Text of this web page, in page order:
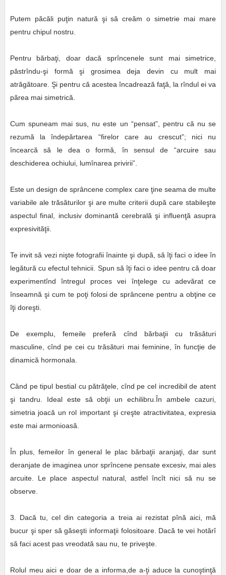
Putem păcăli puţin natură şi să creăm o simetrie mai mare
pentru chipul nostru.
Pentru bărbaţi, doar dacă sprîncenele sunt mai simetrice,
păstrîndu-şi formă şi grosimea deja devin cu mult mai
atrăgătoare. Şi pentru că acestea încadrează faţă, la rîndul ei va
părea mai simetrică.
Cum spuneam mai sus, nu este un “pensat”, pentru că nu se
rezumă la îndepărtarea “firelor care au crescut”; nici nu
încearcă să le dea o formă, în sensul de “arcuire sau
deschiderea ochiului, lumînarea privirii”.
Este un design de sprâncene complex care ţine seama de multe
variabile ale trăsăturilor şi are multe criterii după care stabileşte
aspectul final, inclusiv dominantă cerebrală şi influenţă asupra
expresivităţii.
Te invit să vezi nişte fotografii înainte şi după, să îţi faci o idee în
legătură cu efectul tehnicii. Spun să îţi faci o idee pentru că doar
experimentînd întregul proces vei înţelege cu adevărat ce
înseamnă şi cum te poţi folosi de sprâncene pentru a obţine ce
îţi doreşti.
De exemplu, femeile preferă cînd bărbaţii cu trăsături
masculine, cînd pe cei cu trăsături mai feminine, în funcţie de
dinamică hormonala.
Când pe tipul bestial cu pătrăţele, cînd pe cel incredibil de atent
şi tandru. Ideal este să obţii un echilibru.În ambele cazuri,
simetria joacă un rol important şi creşte atractivitatea, expresia
este mai armonioasă.
În plus, femeilor în general le plac bărbaţii aranjaţi, dar sunt
deranjate de imaginea unor sprîncene pensate excesiv, mai ales
arcuite. Le place aspectul natural, astfel încît nici să nu se
observe.
3. Dacă tu, cel din categoria a treia ai rezistat pînă aici, mă
bucur şi sper să găseşti informaţii folositoare. Dacă te vei hotărî
să faci acest pas vreodată sau nu, te priveşte.
Rolul meu aici e doar de a informa,de a-ţi aduce la cunoştinţă